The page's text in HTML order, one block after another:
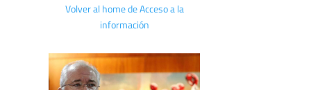
Volver al home de Acceso a la
información